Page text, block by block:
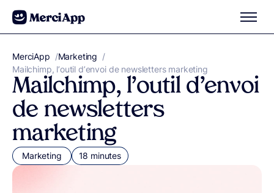
Aller au contenu
MerciApp correcteur orthographe
/Marketing /
Mailchimp, l’outil d’envoi de newsletters marketing
Mailchimp, l’outil d’envoi
de newsletters
marketing
Marketing 18 minutes